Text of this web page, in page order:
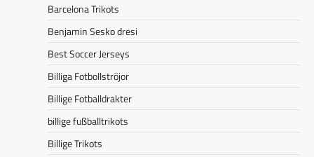
Barcelona Trikots
Benjamin Sesko dresi
Best Soccer Jerseys
Billiga Fotbollströjor
Billige Fotballdrakter
billige fußballtrikots
Billige Trikots